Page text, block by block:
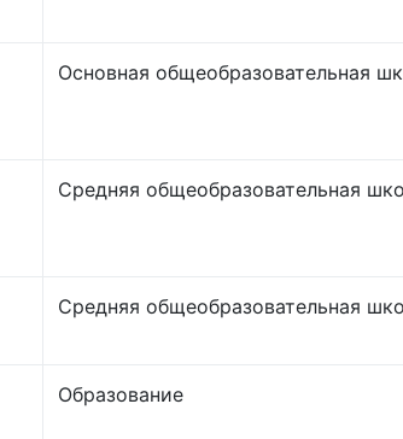
Основная общеобразовательная
Средняя общеобразовательная
Средняя общеобразовательная
Образование